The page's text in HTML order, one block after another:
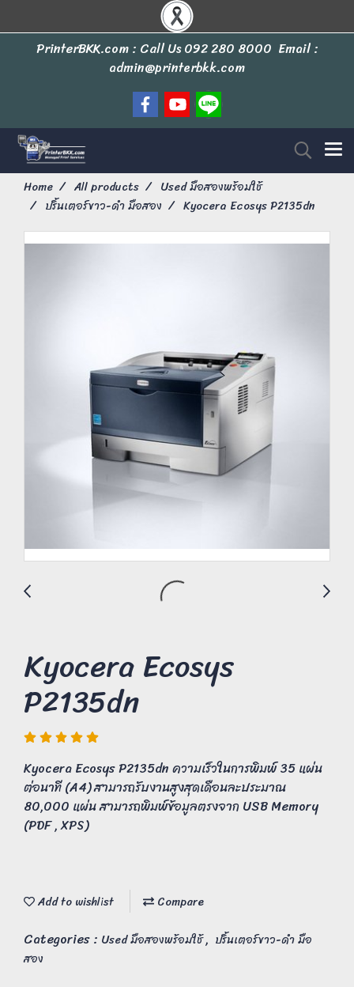
PrinterBKK.com : Call Us092 280 8000 Email :
admin@printerbkk.com
Home All products
Used มือสองพร้อมใช้
ปริ้นเตอร์ขาว-ดำ มือสอง
Kyocera Ecosys P2135dn
Kyocera Ecosys
P2135dn
Kyocera Ecosys P2135dn ความเร็วในการพิมพ์ 35 แผ่น
ต่อนาที (A4) สามารถรับงานสูงสุดเดือนละประมาณ
80,000 แผ่น สามารถพิมพ์ข้อมูลตรงจาก USB Memory
(PDF , XPS)
Add to wishlist Compare
Categories : Used มือสองพร้อมใช้, ปริ้นเตอร์ขาว-ดำ มือ
สอง